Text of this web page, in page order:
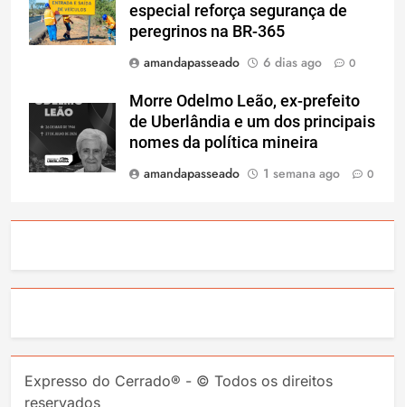
especial reforça segurança de
peregrinos na BR-365
amandapasseado
6 dias ago 0
Morre Odelmo Leão, ex-prefeito
de Uberlândia e um dos principais
nomes da política mineira
amandapasseado
1 semana ago 0
Expresso do Cerrado® - © Todos os direitos
reservados